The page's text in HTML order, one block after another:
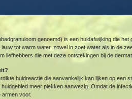
genoemd) is een huidafwijking die
tot warm water, zowel in zoet water als in de
liefhebbers die met deze ontstekingen bij de
huidreactie die aanvankelijk kan lijken op een
meer plekken aanwezig. Omdat de
voor.